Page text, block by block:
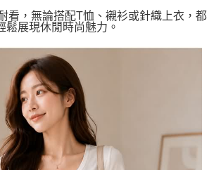
看，無論搭配T恤、襯衫或針織上衣，都
鬆展現休閒時尚魅力。